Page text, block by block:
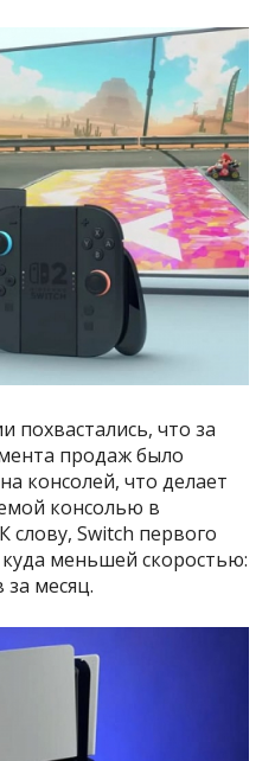
похвастались, что за
продаж было
консолей, что делает
консолью в
слову, Switch первого
меньшей скоростью:
за месяц.